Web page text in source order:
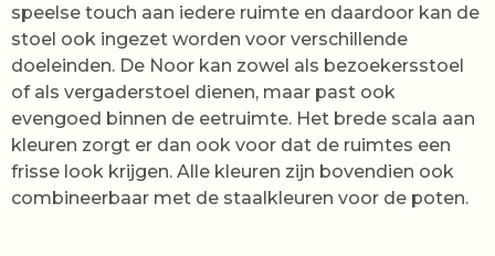
speelse touch aan iedere ruimte en daardoor kan de
stoel ook ingezet worden voor verschillende
doeleinden. De Noor kan zowel als bezoekersstoel
of als vergaderstoel dienen, maar past ook
evengoed binnen de eetruimte. Het brede scala aan
kleuren zorgt er dan ook voor dat de ruimtes een
frisse look krijgen. Alle kleuren zijn bovendien ook
combineerbaar met de staalkleuren voor de poten.